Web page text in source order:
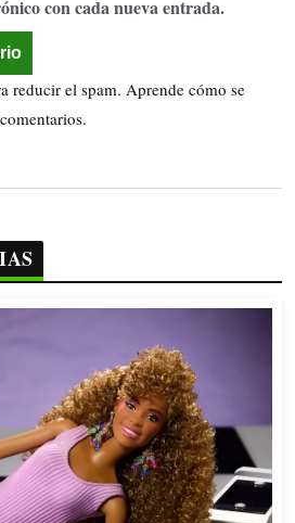
con cada nueva entrada.
reducir el spam. Aprende cómo se